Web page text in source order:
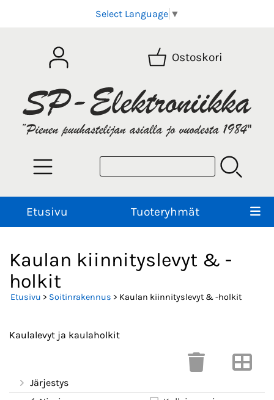
Select Language ▼
Ostoskori
Etusivu Tuoteryhmät
Kaulan kiinnityslevyt & -
holkit
Etusivu > Soitinrakennus > Kaulan kiinnityslevyt & -holkit
Kaulalevyt ja kaulaholkit
Järjestys